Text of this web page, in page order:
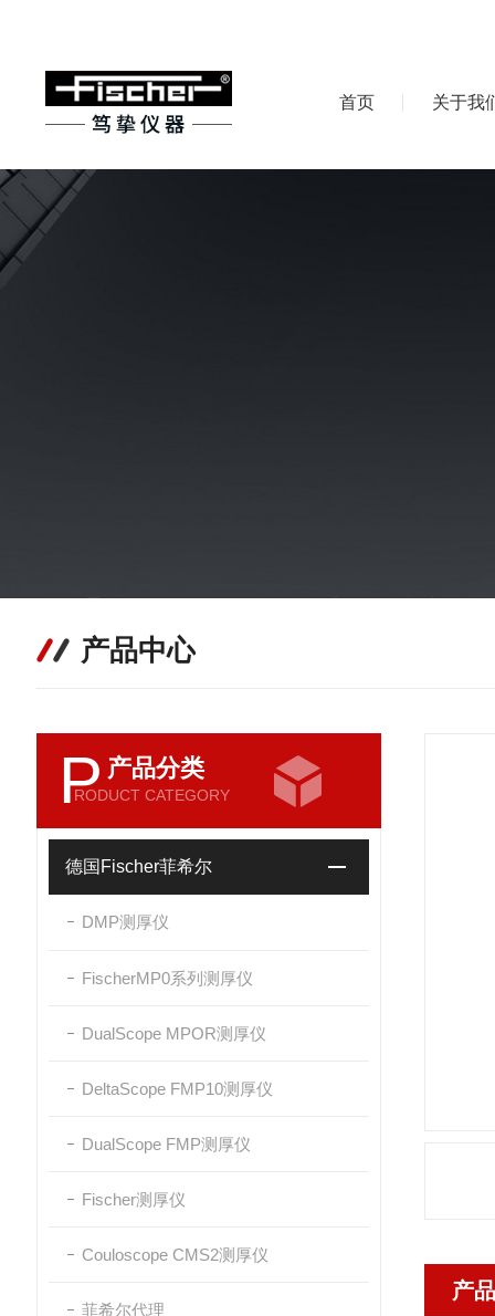
首页 关于我
产品中心
P 产品分类
RODUCT CATEGORY
德国Fischer菲希尔
DMP测厚仪
FischerMP0系列测厚仪
DualScope MPOR测厚仪
DeltaScope FMP10测厚仪
DualScope FMP测厚仪
Fischer测厚仪
Couloscope CMS2测厚仪
菲希尔代理
产